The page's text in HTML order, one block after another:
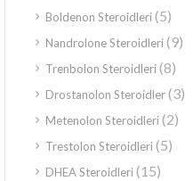
Boldenon Steroidleri(5)
Nandrolone Steroidleri(9)
Trenbolon Steroidleri(8)
Drostanolon Steroidler(3)
Metenolon Steroidleri(2)
Trestolon Steroidleri(5)
DHEA Steroidleri(15)